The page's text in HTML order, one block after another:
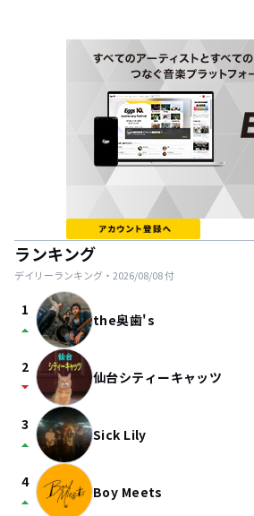
ランキング
デイリーランキング・ 2026/08/08付
1
arrow_drop_up the奥歯's
2
arrow_drop_down 仙台シティーキャッツ
3
arrow_drop_up Sick Lily
4
arrow_drop_up Boy Meets